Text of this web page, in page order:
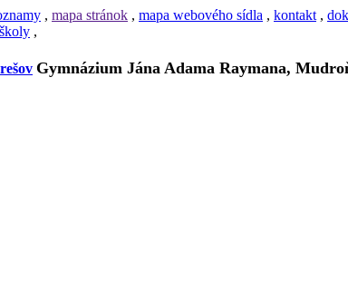
, mapa stránok , mapa webového sídla , kontakt ,
,
Gymnázium Jána Adama Raymana,